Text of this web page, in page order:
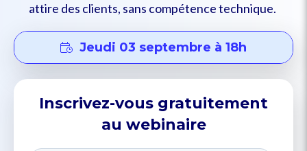
attire des clients, sans compétence technique.
Jeudi 03 septembre à 18h
Inscrivez-vous gratuitement
au webinaire